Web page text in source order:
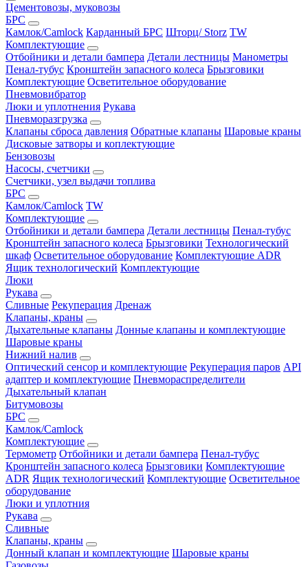
Цементовозы, муковозы
БРС
Камлок/Camlock Карданный БРС Шторц/ Storz TW
Комплектующие
Отбойники и детали бампера Детали лестницы Манометры
Пенал-тубус Кронштейн запасного колеса Брызговики
Комплектующие Осветительное оборудование
Пневмовибратор
Люки и уплотнения Рукава
Пневморазгрузка
Клапаны сброса давления Обратные клапаны Шаровые краны
Дисковые затворы и коплектующие
Бензовозы
Насосы, счетчики
Счетчики, узел выдачи топлива
БРС
Камлок/Camlock TW
Комплектующие
Отбойники и детали бампера Детали лестницы Пенал-тубус
Кронштейн запасного колеса Брызговики Технологический
шкаф Осветительное оборудование Комплектующие ADR
Ящик технологический Комплектующие
Люки
Рукава
Сливные Рекуперация Дренаж
Клапаны, краны
Дыхательные клапаны Донные клапаны и комплектующие
Шаровые краны
Нижний налив
Оптический сенсор и комплектующие Рекуперация паров API
адаптер и комплектующие Пневмораспределители
Дыхательный клапан
Битумовозы
БРС
Камлок/Camlock
Комплектующие
Термометр Отбойники и детали бампера Пенал-тубус
Кронштейн запасного колеса Брызговики Комплектующие
ADR Ящик технологический Комплектующие Осветительное
оборудование
Люки и уплотния
Рукава
Сливные
Клапаны, краны
Донный клапан и комплектующие Шаровые краны